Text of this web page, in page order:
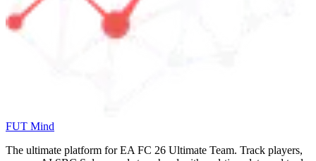
FUT Mind
The ultimate platform for EA FC 26 Ultimate Team. Track players,